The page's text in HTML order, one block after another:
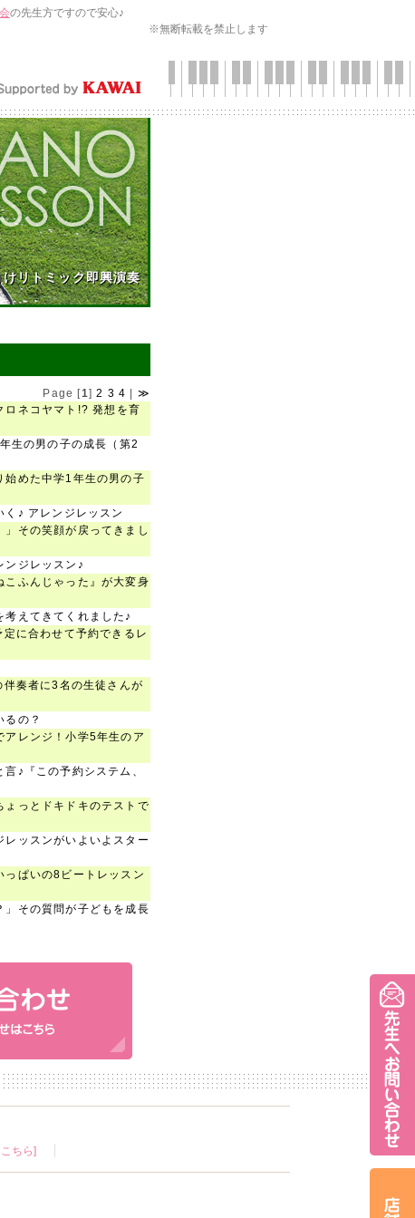
の先生方ですので安心♪
※無断転載を禁止します
リトミック即興演奏
Page [1]2 3 4
≫
ロネコヤマト!? 発想を育
生の男の子の成長（第2
始めた中学1年生の男の子
く♪ アレンジレッスン
」その笑顔が戻ってきまし
ンジレッスン♪
こふんじゃった』が大変身
考えてきてくれました♪
に合わせて予約できるレ
伴奏者に3名の生徒さんが
るの？
アレンジ！小学5年生のア
言♪『この予約システム、
ょっとドキドキのテストで
レッスンがいよいよスター
っぱいの8ビートレッスン
」その質問が子どもを成長
ちら]